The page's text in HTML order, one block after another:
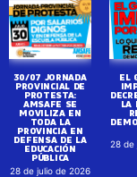
30/07 JORNADA
PROVINCIAL DE
PROTESTA:
AMSAFE SE
MOVILIZA EN
TODA LA
PROVINCIA EN
DEFENSA DE LA
EDUCACIÓN
PÚBLICA
28 de julio de 2026
EL
LA
28 de